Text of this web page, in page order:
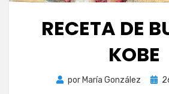
RECETA DE
KOBE
por María González